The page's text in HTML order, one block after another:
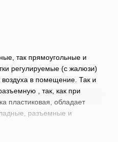
так прямоугольные и
регулируемые (с жалюзи)
воздуха в помещение. Так и
, так, как при
пластиковая, обладает
разъемные и